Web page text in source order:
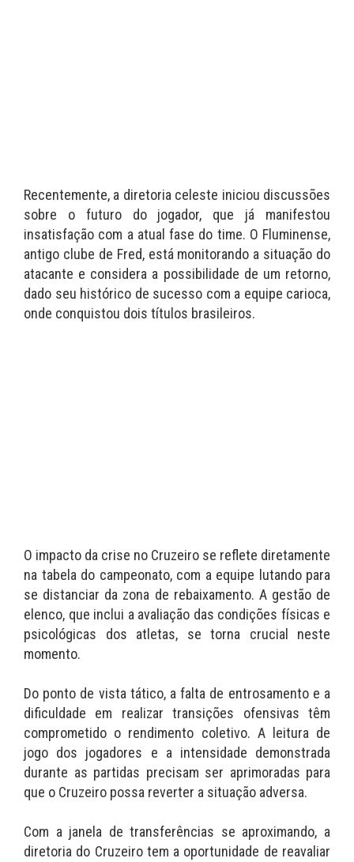
Recentemente, a diretoria celeste iniciou discussões
sobre o futuro do jogador, que já manifestou
insatisfação com a atual fase do time. O Fluminense,
antigo clube de Fred, está monitorando a situação do
atacante e considera a possibilidade de um retorno,
dado seu histórico de sucesso com a equipe carioca,
onde conquistou dois títulos brasileiros.
O impacto da crise no Cruzeiro se reflete diretamente
na tabela do campeonato, com a equipe lutando para
se distanciar da zona de rebaixamento. A gestão de
elenco, que inclui a avaliação das condições físicas e
psicológicas dos atletas, se torna crucial neste
momento.
Do ponto de vista tático, a falta de entrosamento e a
dificuldade em realizar transições ofensivas têm
comprometido o rendimento coletivo. A leitura de
jogo dos jogadores e a intensidade demonstrada
durante as partidas precisam ser aprimoradas para
que o Cruzeiro possa reverter a situação adversa.
Com a janela de transferências se aproximando, a
diretoria do Cruzeiro tem a oportunidade de reavaliar